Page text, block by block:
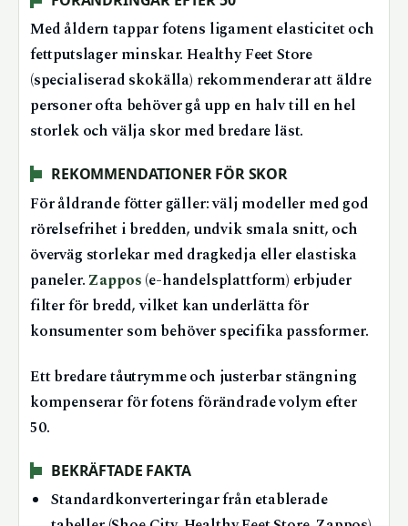
Med åldern tappar fotens ligament elasticitet och
fettputslager minskar. Healthy Feet Store
(specialiserad skokälla) rekommenderar att äldre
personer ofta behöver gå upp en halv till en hel
storlek och välja skor med bredare läst.
REKOMMENDATIONER FÖR SKOR
För åldrande fötter gäller: välj modeller med god
rörelsefrihet i bredden, undvik smala snitt, och
överväg storlekar med dragkedja eller elastiska
paneler. Zappos (e-handelsplattform) erbjuder
filter för bredd, vilket kan underlätta för
konsumenter som behöver specifika passformer.
Ett bredare tåutrymme och justerbar stängning
kompenserar för fotens förändrade volym efter
50.
BEKRÄFTADE FAKTA
Standardkonverteringar från etablerade